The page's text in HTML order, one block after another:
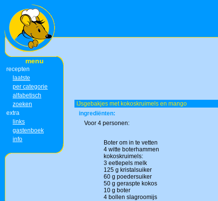
menu
recepten
laatste
per categorie
alfabetisch
zoeken
extra
links
gastenboek
info
IJsgebakjes met kokoskruimels en mango
ingrediënten:
Voor 4 personen:
Boter om in te vetten
4 witte boterhammen
kokoskruimels:
3 eetlepels melk
125 g kristalsuiker
60 g poedersuiker
50 g geraspte kokos
10 g boter
4 bollen slagroomijs